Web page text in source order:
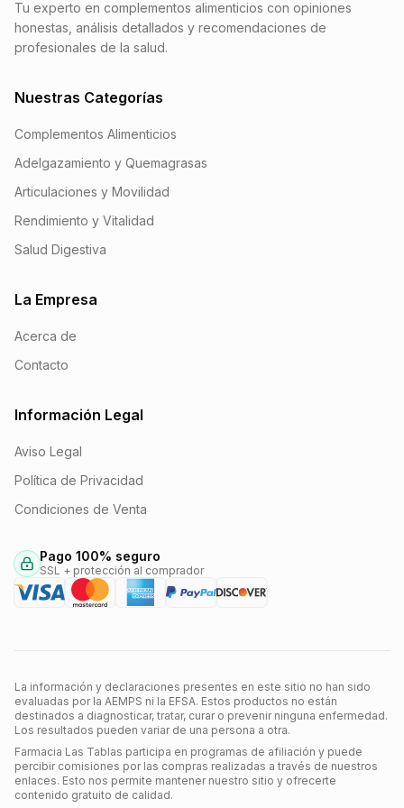
Tu experto en complementos alimenticios con opiniones
honestas, análisis detallados y recomendaciones de
profesionales de la salud.
Nuestras Categorías
Complementos Alimenticios
Adelgazamiento y Quemagrasas
Articulaciones y Movilidad
Rendimiento y Vitalidad
Salud Digestiva
La Empresa
Acerca de
Contacto
Información Legal
Aviso Legal
Política de Privacidad
Condiciones de Venta
Pago 100% seguro
SSL + protección al comprador
La información y declaraciones presentes en este sitio no han sido
evaluadas por la AEMPS ni la EFSA. Estos productos no están
destinados a diagnosticar, tratar, curar o prevenir ninguna enfermedad.
Los resultados pueden variar de una persona a otra.
Farmacia Las Tablas participa en programas de afiliación y puede
percibir comisiones por las compras realizadas a través de nuestros
enlaces. Esto nos permite mantener nuestro sitio y ofrecerte
contenido gratuito de calidad.